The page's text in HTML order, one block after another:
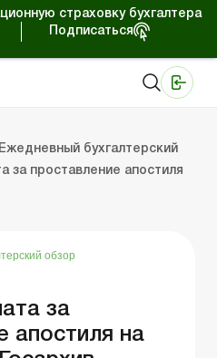
страховку бухгалтера
Подписаться
Ежедневный бухгалтерский
за проставление апостиля
обзор
за
апостиля на